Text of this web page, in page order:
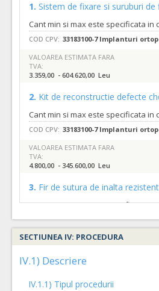
1. Sistem de fixare si suruburi de
COD CPV: 33183100-7 Implanturi
VALOAREA ESTIMATA FARA
TVA:
3.359,00 - 604.620,00 Leu
2. Kit de reconstructie defecte
COD CPV: 33183100-7 Implanturi
VALOAREA ESTIMATA FARA
TVA:
4.800,00 - 345.600,00 Leu
3. Fir de sutura de inalta
COD CPV: 33183100-7 Implanturi
VALOAREA ESTIMATA FARA
TVA:
208,00 - 74.880,00 Leu
SECTIUNEA IV: PROCEDURA
IV.1) Descriere
IV.1.1) Tipul procedurii